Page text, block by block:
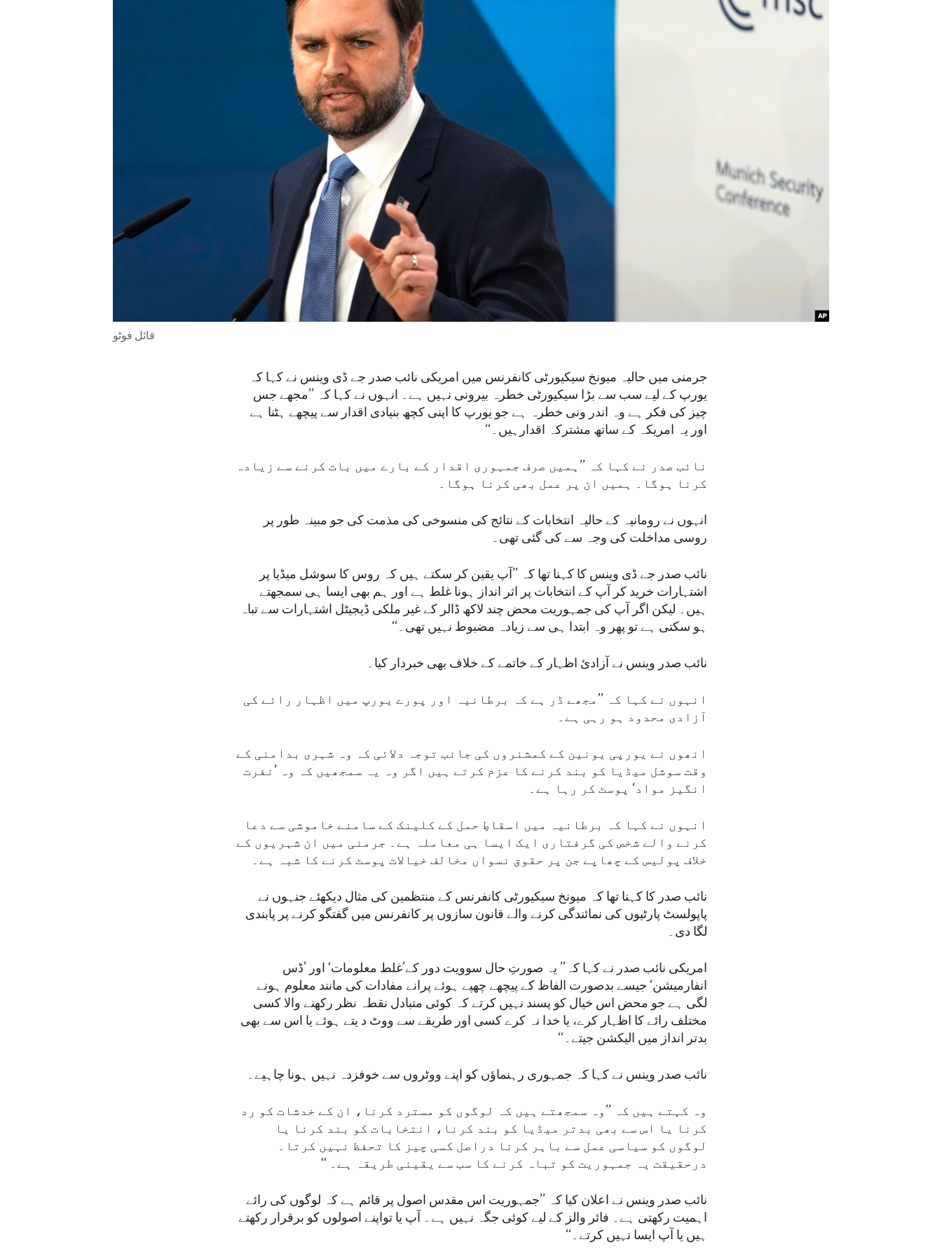
فائل فوٹو
جرمنی میں حالیہ میونخ سیکیورٹی کانفرنس میں امریکی نائب صدر جے ڈی وینس نے کہا کہ
یورپ کے لیے سب سے بڑا سیکیورٹی خطرہ بیرونی نہیں ہے۔ انہوں نے کہا کہ ’’مجھے جس
چیز کی فکر ہے وہ اندر ونی خطرہ ہے جو یورپ کا اپنی کچھ بنیادی اقدار سے پیچھے ہٹنا ہے
اور یہ امریکہ کے ساتھ مشترکہ اقدارہیں۔‘‘
نائب صدر نے کہا کہ ’’ہمیں صرف جمہوری اقدار کے بارے میں بات کرنے سے زیادہ
کرنا ہوگا۔ ہمیں ان پر عمل بھی کرنا ہوگا۔
انہوں نے رومانیہ کے حالیہ انتخابات کے نتائج کی منسوخی کی مذمت کی جو مبینہ طور پر
روسی مداخلت کی وجہ سے کی گئی تھی۔
نائب صدر جے ڈی وینس کا کہنا تھا کہ ’’آپ یقین کر سکتے ہیں کہ روس کا سوشل میڈیا پر
اشتہارات خرید کر آپ کے انتخابات پر اثر انداز ہونا غلط ہے اور ہم بھی ایسا ہی سمجھتے
ہیں۔ لیکن اگر آپ کی جمہوریت محض چند لاکھ ڈالر کے غیر ملکی ڈیجیٹل اشتہارات سے تباہ
ہو سکتی ہے تو پھر وہ ابتدا ہی سے زیادہ مضبوط نہیں تھی۔‘‘
نائب صدر وینس نے آزادیٔ اظہار کے خاتمے کے خلاف بھی خبردار کیا۔
انہوں نے کہا کہ ’’مجھے ڈر ہے کہ برطانیہ اور پورے یورپ میں اظہار رائے کی
آزادی محدود ہو رہی ہے۔
انھوں نے یورپی یونین کے کمشنروں کی جانب توجہ دلائی کہ وہ شہری بدامنی کے
وقت سوشل میڈیا کو بند کرنے کا عزم کرتے ہیں اگر وہ یہ سمجھیں کہ وہ ’نفرت
انگیز مواد‘ پوسٹ کر رہا ہے۔
انہوں نے کہا کہ برطانیہ میں اسقاطِ حمل کے کلینک کے سامنے خاموشی سے دعا
کرنے والے شخص کی گرفتاری ایک ایسا ہی معاملہ ہے۔ جرمنی میں ان شہریوں کے
خلاف پولیس کے چھاپے جن پر حقوق نسواں مخالف خیالات پوسٹ کرنے کا شبہ ہے۔
نائب صدر کا کہنا تھا کہ میونخ سیکیورٹی کانفرنس کے منتظمین کی مثال دیکھئے جنہوں نے
پاپولسٹ پارٹیوں کی نمائندگی کرنے والے قانون سازوں پر کانفرنس میں گفتگو کرنے پر پابندی
لگا دی۔
امریکی نائب صدر نے کہا کہ’’ یہ صورتِ حال سوویت دور کے’غلط معلومات‘ اور ’ڈس
انفارمیشن‘ جیسے بدصورت الفاظ کے پیچھے چھپے ہوئے پرانے مفادات کی مانند معلوم ہونے
لگی ہے جو محض اس خیال کو پسند نہیں کرتے کہ کوئی متبادل نقطہ نظر رکھنے والا کسی
مختلف رائے کا اظہار کرے، یا خدا نہ کرے کسی اور طریقے سے ووٹ د یتے ہوئے یا اس سے بھی
بدتر انداز میں الیکشن جیتے۔‘‘
نائب صدر وینس نے کہا کہ جمہوری رہنماؤں کو اپنے ووٹروں سے خوفزدہ نہیں ہونا چاہیے۔
وہ کہتے ہیں کہ ’’وہ سمجھتے ہیں کہ لوگوں کو مسترد کرنا، ان کے خدشات کو رد
کرنا یا اس سے بھی بدتر میڈیا کو بند کرنا، انتخابات کو بند کرنا یا
لوگوں کو سیاسی عمل سے باہر کرنا دراصل کسی چیز کا تحفظ نہیں کرتا۔
درحقیقت یہ جمہوریت کو تباہ کرنے کا سب سے یقینی طریقہ ہے۔ ‘‘
نائب صدر وینس نے اعلان کیا کہ ’’جمہوریت اس مقدس اصول پر قائم ہے کہ لوگوں کی رائے
اہمیت رکھتی ہے۔ فائر والز کے لیے کوئی جگہ نہیں ہے۔ آپ یا تواپنے اصولوں کو برقرار رکھتے
ہیں یا آپ ایسا نہیں کرتے۔‘‘